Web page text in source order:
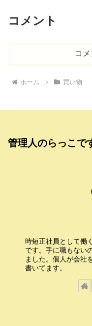
コメント
コ
ホーム 買い物
管理人のらっこで
時短正社員として働
です。手に職もない
ました。個人が会社
書いてます。